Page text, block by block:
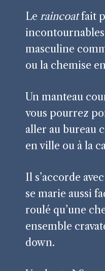
Le raincoatfait
masculine
ou la chemise
Un manteau
vous pourrez
aller au bureau
en ville ou à la
Il s’accorde
se marie aussi
roulé qu’une
ensemble
down.